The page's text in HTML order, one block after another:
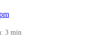
3 min